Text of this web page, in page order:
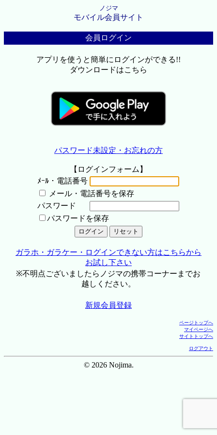
ノジマ
モバイル会員サイト
会員ログイン
アプリを使うと簡単にログインができる!!
ダウンロードはこちら
パスワード未設定・お忘れの方
【ログインフォーム】
ﾒｰﾙ・電話番号
メール・電話番号を保存
パスワード
パスワードを保存
ガラホ・ガラケー・ログインできない方はこちらから
お試し下さい
※不明点ございましたらノジマの携帯コーナーまでお
越しください。
新規会員登録
ページトップへ
マイページへ
サイトトップへ
ログアウト
© 2026 Nojima.